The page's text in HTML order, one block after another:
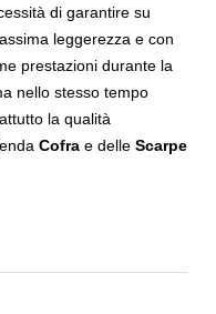
di garantire su
leggerezza e con
prestazioni durante la
nello stesso tempo
la qualità
Cofrae delle Scarpe